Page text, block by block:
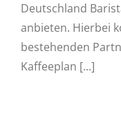
Deutschland
anbieten. Hierbei
bestehenden
Kaffeeplan [...]